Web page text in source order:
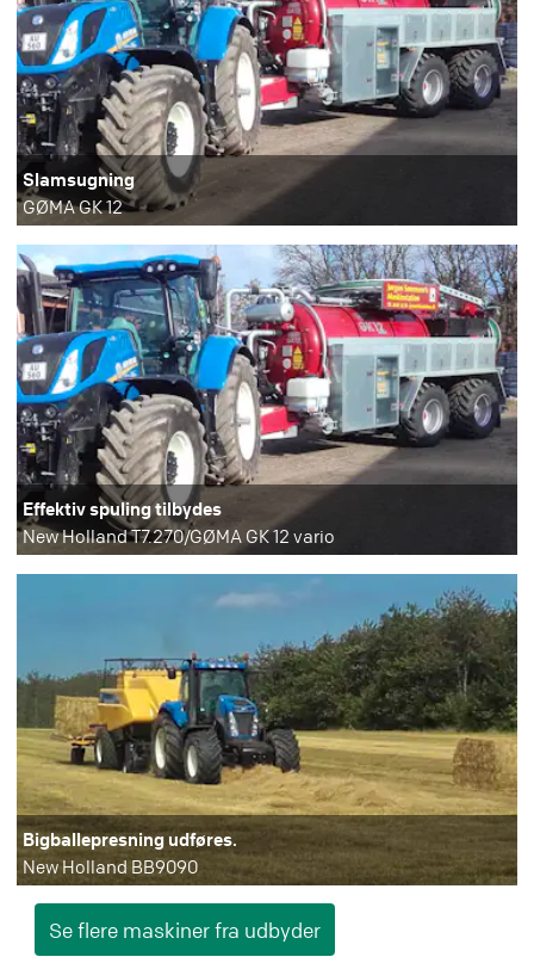
Slamsugning
GØMA GK 12
Effektiv spuling tilbydes
New Holland T7.270/GØMA GK 12 vario
Bigballepresning udføres.
New Holland BB9090